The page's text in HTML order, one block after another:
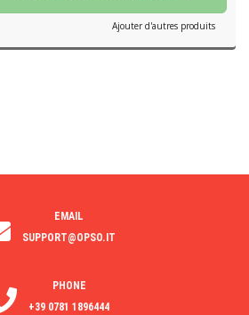
Ajouter d'autres produits
EMAIL
SUPPORT@OPSO.IT
PHONE
+39 0781 1896444